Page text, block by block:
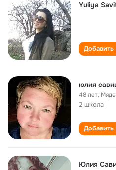
Yuliya
Добавить
юлия
48 лет,
2 школа
Добавить
Юлия